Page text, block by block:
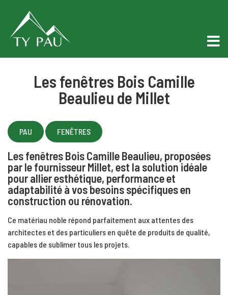
Les fenêtres Bois Camille
Beaulieu de Millet
PAU FENÊTRES
Les fenêtresBois Camille Beaulieu, proposées
par le fournisseurMillet, est la solution idéale
pour allieresthétique, performance et
adaptabilitéà vos besoins spécifiques en
construction ou rénovation.
Ce matériau noble répond parfaitement aux attentes des
architectes et des particuliers en quête de produits de qualité,
capables de sublimer tous les projets.